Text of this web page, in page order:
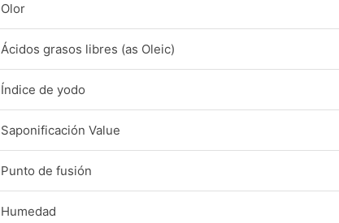
Olor
Ácidos grasos libres (as Oleic)
Índice de yodo
Saponificación Value
Punto de fusión
Humedad